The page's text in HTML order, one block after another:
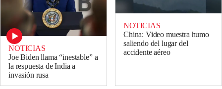
NOTICIAS
Joe Biden llama “inestable” a
la respuesta de India a
invasión rusa
NOTICIAS
China: Video muestra humo
saliendo del lugar del
accidente aéreo